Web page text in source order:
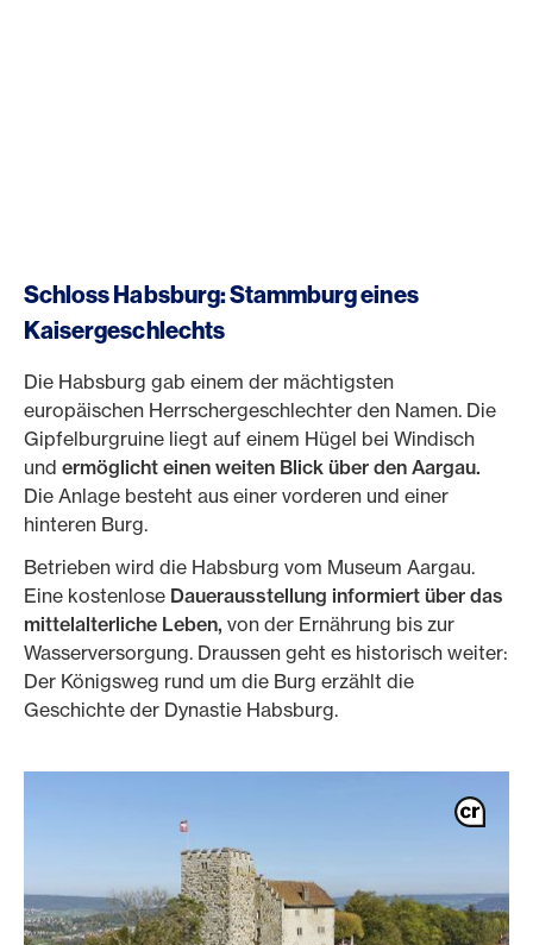
Schloss Habsburg: Stammburg eines
Kaisergeschlechts
Die Habsburg gab einem der mächtigsten
europäischen Herrschergeschlechter den Namen. Die
Gipfelburgruine liegt auf einem Hügel bei Windisch
und ermöglicht einen weiten Blick über den Aargau.
Die Anlage besteht aus einer vorderen und einer
hinteren Burg.
Betrieben wird die Habsburg vom Museum Aargau.
Eine kostenlose Dauerausstellung informiert über das
mittelalterliche Leben, von der Ernährung bis zur
Wasserversorgung. Draussen geht es historisch weiter:
Der Königsweg rund um die Burg erzählt die
Geschichte der Dynastie Habsburg.